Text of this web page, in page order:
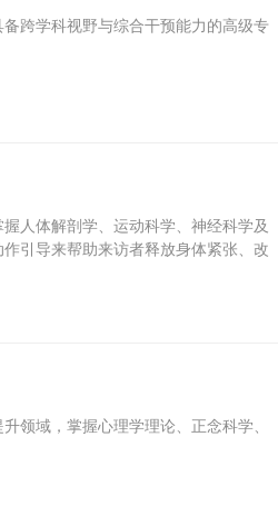
跨学科视野与综合干预能力的高级专
人体解剖学、运动科学、神经科学及
引导来帮助来访者释放身体紧张、改
领域，掌握心理学理论、正念科学、